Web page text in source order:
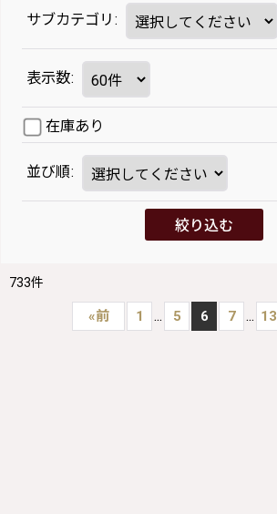
サブカテゴリ :
表示数:
在庫あり
並び順:
絞り込む
733件
«前 1 ... 5 6 7 ... 13